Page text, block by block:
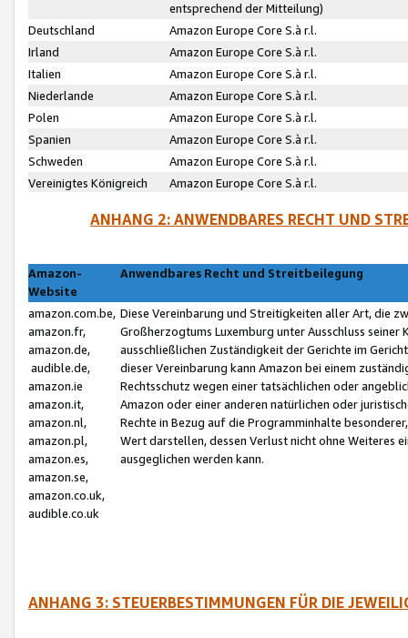
entsprechend der Mitteilung)
Deutschland
Amazon Europe Core S.à r.l.
Irland
Amazon Europe Core S.à r.l.
Italien
Amazon Europe Core S.à r.l.
Niederlande
Amazon Europe Core S.à r.l.
Polen
Amazon Europe Core S.à r.l.
Spanien
Amazon Europe Core S.à r.l.
Schweden
Amazon Europe Core S.à r.l.
Vereinigtes Königreich
Amazon Europe Core S.à r.l.
ANHANG 2: ANWENDBARES RECHT UND
Amazon-
Website
Anwendbares Recht und Streitbeilegung
amazon.com.be,
amazon.fr,
amazon.de,
audible.de,
amazon.ie
amazon.it,
amazon.nl,
amazon.pl,
amazon.es,
amazon.se,
amazon.co.uk,
audible.co.uk
Diese Vereinbarung und Streitigkeiten aller Art, die
Großherzogtums Luxemburg unter Ausschluss
ausschließlichen Zuständigkeit der Gerichte im
dieser Vereinbarung kann Amazon bei einem
Rechtsschutz wegen einer tatsächlichen oder
Amazon oder einer anderen natürlichen oder
Rechte in Bezug auf die Programminhalte
Wert darstellen, dessen Verlust nicht ohne Weiteres
ausgeglichen werden kann.
ANHANG 3: STEUERBESTIMMUNGEN FÜR DIE